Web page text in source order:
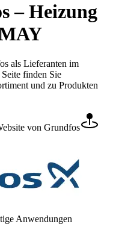
– Heizung
als Lieferanten im
finden Sie
und zu Produkten
von Grundfos
Anwendungen